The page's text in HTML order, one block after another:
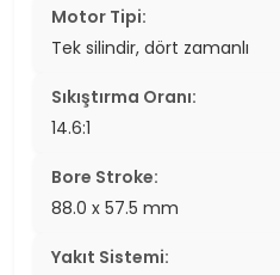
Motor Tipi:
Tek silindir, dört zamanlı
Sıkıştırma Oranı:
14.6:1
Bore Stroke:
88.0 x 57.5 mm
Yakıt Sistemi: